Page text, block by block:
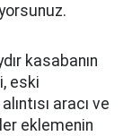
kasabanın
eski
aracı ve
eklemenin